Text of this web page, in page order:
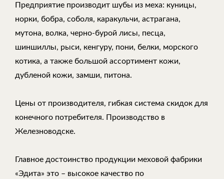
Предприятие производит шубы из меха: куницы,
норки, бобра, соболя, каракульчи, астрагана,
мутона, волка, черно-бурой лисы, песца,
шиншиллы, рыси, кенгуру, пони, белки, морского
котика, а также большой ассортимент кожи,
дубленой кожи, замши, питона.
Цены от производителя, гибкая система скидок для
конечного потребителя. Производство в
Железноводске.
Главное достоинство продукции меховой фабрики
«Эдита» это – высокое качество по